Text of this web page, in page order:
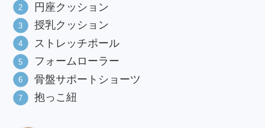
円座クッション
授乳クッション
ストレッチポール
フォームローラー
骨盤サポートショーツ
抱っこ紐